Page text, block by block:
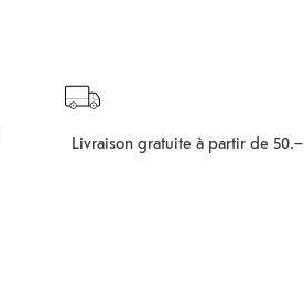
Livraison gratuite à partir de 50.–